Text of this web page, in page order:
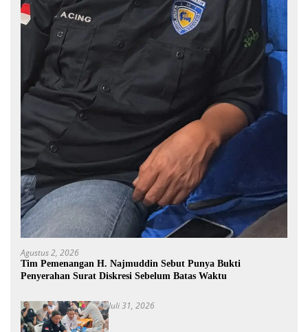
Agustus 2, 2026
Tim Pemenangan H. Najmuddin Sebut Punya Bukti
Penyerahan Surat Diskresi Sebelum Batas Waktu
Juli 31, 2026